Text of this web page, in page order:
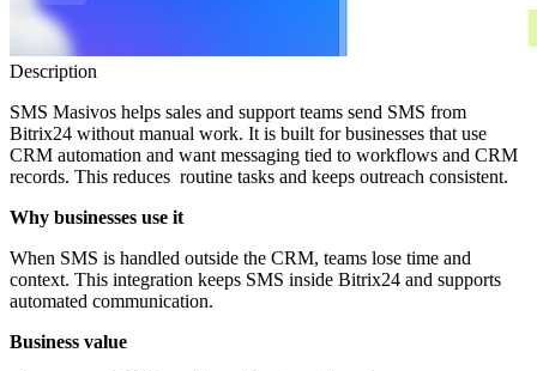
Description
SMS Masivos helps sales and support teams send SMS from
Bitrix24 without manual work. It is built for businesses that use
CRM automation and want messaging tied to workflows and CRM
records. This reduces routine tasks and keeps outreach consistent.
Why businesses use it
When SMS is handled outside the CRM, teams lose time and
context. This integration keeps SMS inside Bitrix24 and supports
automated communication.
Business value